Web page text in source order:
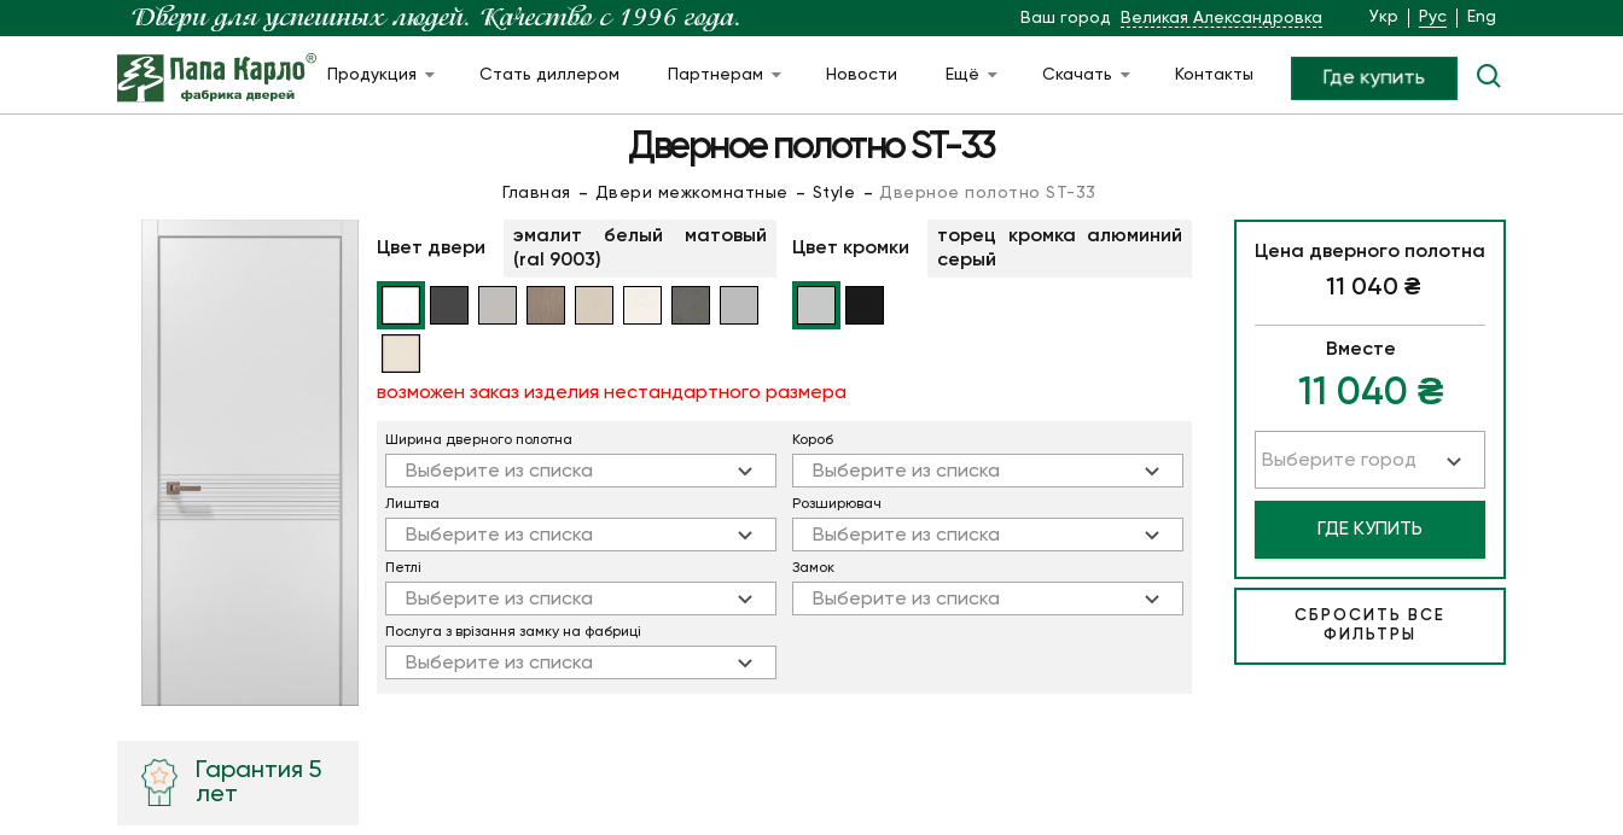
Ваш город Великая Александровка Укр Рус Eng
Продукция Стать диллером Партнерам Новости Ещё Скачать Контакты Где купить
Дверное полотно ST-33
Главная Двери межкомнатные Style Дверное полотно ST-33
Гарантия 5
лет
Цвет двери
эмалит белый матовый
(ral 9003)
Цвет кромки
торец кромка алюминий
серый
возможен заказ изделия нестандартного размера
Ширина дверного полотна
Выберите из списка
Лиштва
Выберите из списка
Петлi
Выберите из списка
Послуга з врізання замку на фабриці
Выберите из списка
Короб
Выберите из списка
Розширювач
Выберите из списка
Замок
Выберите из списка
СБРОСИТЬ ВСЕ
ФИЛЬТРЫ
Цена дверного полотна
11 040 ₴
Вместе
11 040 ₴
Выберите город
ГДЕ КУПИТЬ